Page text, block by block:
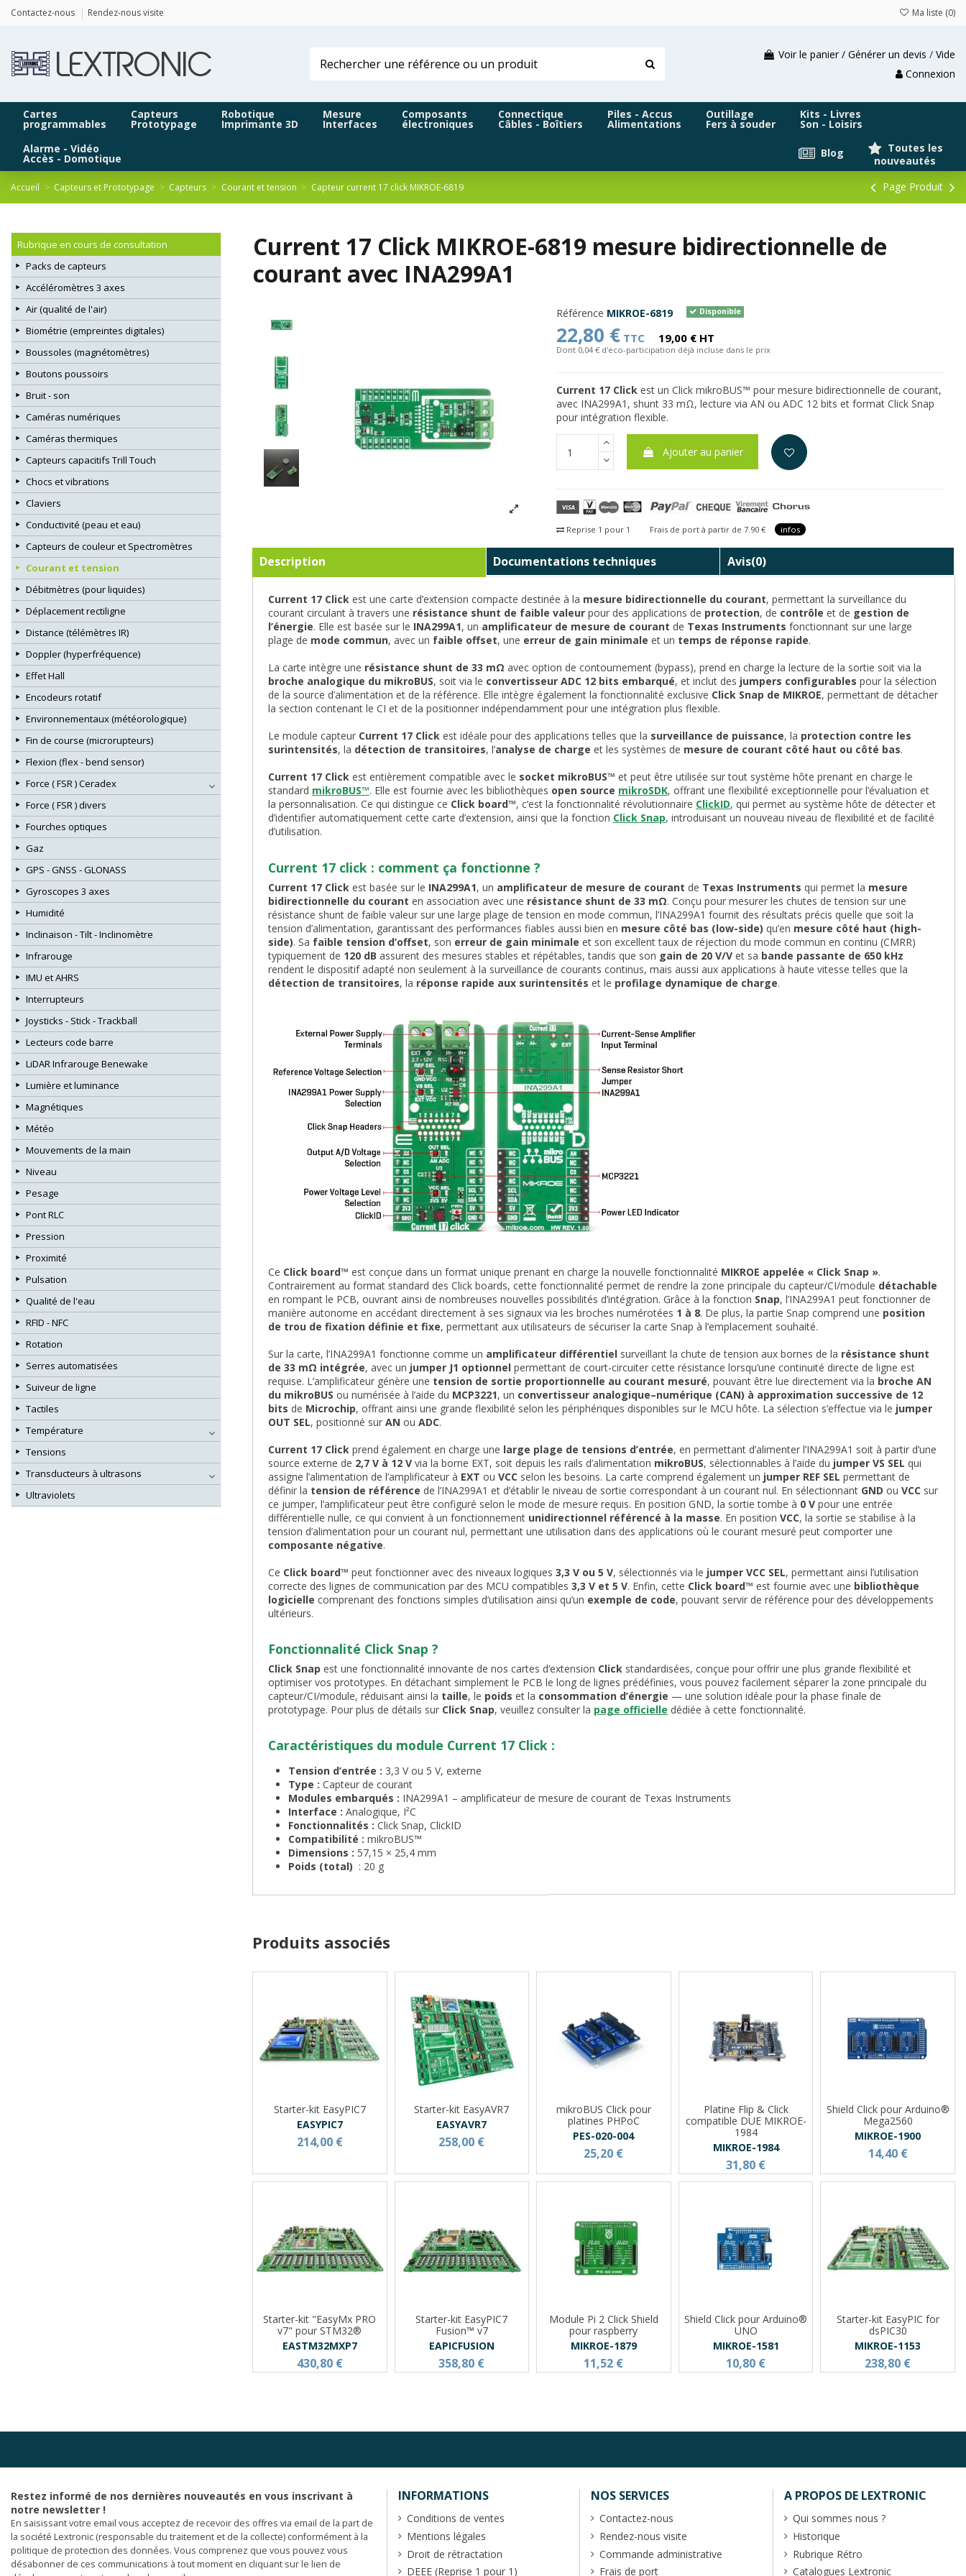
Contactez-nous Rendez-nous visite Ma liste (0)
Voir le panier / Générer un devis / Vide
Connexion
Cartes
programmables
Capteurs
Prototypage
Robotique
Imprimante 3D
Mesure
Interfaces
Composants
électroniques
Connectique
Câbles - Boîtiers
Piles - Accus
Alimentations
Outillage
Fers à souder
Kits - Livres
Son - Loisirs
Alarme - Vidéo
Accès - Domotique
Toutes les
nouveautés
Blog
Accueil Capteurs et Prototypage Capteurs Courant et tension Capteur current 17 click MIKROE-6819 Page Produit
Current 17 Click MIKROE-6819 mesure bidirectionnelle de
courant avec INA299A1
Référence MIKROE-6819 Disponible
22,80 € TTC 19,00 € HT
Dont 0,04 € d'eco-participation déjà incluse dans le prix
Current 17 Clickest un Click mikroBUS™ pour mesure bidirectionnelle de courant,
avec INA299A1, shunt 33 mΩ, lecture via AN ou ADC 12 bits et format Click Snap
pour intégration flexible.
Ajouter au panier
Reprise 1 pour 1 Frais de port à partir de 7.90 € infos
Description Documentations techniques Avis(0)
Current 17 Click est une carte d’extension compacte destinée à la mesure bidirectionnelle du courant, permettant la surveillance du
courant circulant à travers une résistance shunt de faible valeur pour des applications de protection, de contrôle et de gestion de
l’énergie. Elle est basée sur le INA299A1, un amplificateur de mesure de courant de Texas Instruments fonctionnant sur une large
plage de mode commun, avec un faible offset, une erreur de gain minimale et un temps de réponse rapide.
La carte intègre une résistance shunt de 33 mΩ avec option de contournement (bypass), prend en charge la lecture de la sortie soit via la
broche analogique du mikroBUS, soit via le convertisseur ADC 12 bits embarqué, et inclut des jumpers configurables pour la sélection
de la source d’alimentation et de la référence. Elle intègre également la fonctionnalité exclusive Click Snap de MIKROE, permettant de détacher
la section contenant le CI et de la positionner indépendamment pour une intégration plus flexible.
Le module capteur Current 17 Click est idéale pour des applications telles que la surveillance de puissance, la protection contre les
surintensités, la détection de transitoires, l’analyse de charge et les systèmes de mesure de courant côté haut ou côté bas.
Current 17 Click est entièrement compatible avec le socket mikroBUS™ et peut être utilisée sur tout système hôte prenant en charge le
standard mikroBUS™. Elle est fournie avec les bibliothèques open source mikroSDK, offrant une flexibilité exceptionnelle pour l’évaluation et
la personnalisation. Ce qui distingue ce Click board™, c’est la fonctionnalité révolutionnaire ClickID, qui permet au système hôte de détecter et
d’identifier automatiquement cette carte d’extension, ainsi que la fonction Click Snap, introduisant un nouveau niveau de flexibilité et de facilité
d’utilisation.
Current 17 click : comment ça fonctionne ?
Current 17 Click est basée sur le INA299A1, un amplificateur de mesure de courant de Texas Instruments qui permet la mesure
bidirectionnelle du courant en association avec une résistance shunt de 33 mΩ. Conçu pour mesurer les chutes de tension sur une
résistance shunt de faible valeur sur une large plage de tension en mode commun, l’INA299A1 fournit des résultats précis quelle que soit la
tension d’alimentation, garantissant des performances fiables aussi bien en mesure côté bas (low-side) qu’en mesure côté haut (high-
side). Sa faible tension d’offset, son erreur de gain minimale et son excellent taux de réjection du mode commun en continu (CMRR)
typiquement de 120 dB assurent des mesures stables et répétables, tandis que son gain de 20 V/V et sa bande passante de 650 kHz
rendent le dispositif adapté non seulement à la surveillance de courants continus, mais aussi aux applications à haute vitesse telles que la
détection de transitoires, la réponse rapide aux surintensités et le profilage dynamique de charge.
Ce Click board™ est conçue dans un format unique prenant en charge la nouvelle fonctionnalité MIKROE appelée « Click Snap ».
Contrairement au format standard des Click boards, cette fonctionnalité permet de rendre la zone principale du capteur/CI/module détachable
en rompant le PCB, ouvrant ainsi de nombreuses nouvelles possibilités d’intégration. Grâce à la fonction Snap, l’INA299A1 peut fonctionner de
manière autonome en accédant directement à ses signaux via les broches numérotées 1 à 8. De plus, la partie Snap comprend une position
de trou de fixation définie et fixe, permettant aux utilisateurs de sécuriser la carte Snap à l’emplacement souhaité.
Sur la carte, l’INA299A1 fonctionne comme un amplificateur différentiel surveillant la chute de tension aux bornes de la résistance shunt
de 33 mΩ intégrée, avec un jumper J1 optionnel permettant de court-circuiter cette résistance lorsqu’une continuité directe de ligne est
requise. L’amplificateur génère une tension de sortie proportionnelle au courant mesuré, pouvant être lue directement via la broche AN
du mikroBUS ou numérisée à l’aide du MCP3221, un convertisseur analogique–numérique (CAN) à approximation successive de 12
bits de Microchip, offrant ainsi une grande flexibilité selon les périphériques disponibles sur le MCU hôte. La sélection s’effectue via le jumper
OUT SEL, positionné sur AN ou ADC.
Current 17 Click prend également en charge une large plage de tensions d’entrée, en permettant d’alimenter l’INA299A1 soit à partir d’une
source externe de 2,7 V à 12 V via la borne EXT, soit depuis les rails d’alimentation mikroBUS, sélectionnables à l’aide du jumper VS SEL qui
assigne l’alimentation de l’amplificateur à EXT ou VCC selon les besoins. La carte comprend également un jumper REF SEL permettant de
définir la tension de référence de l’INA299A1 et d’établir le niveau de sortie correspondant à un courant nul. En sélectionnant GND ou VCC sur
ce jumper, l’amplificateur peut être configuré selon le mode de mesure requis. En position GND, la sortie tombe à 0 V pour une entrée
différentielle nulle, ce qui convient à un fonctionnement unidirectionnel référencé à la masse. En position VCC, la sortie se stabilise à la
tension d’alimentation pour un courant nul, permettant une utilisation dans des applications où le courant mesuré peut comporter une
composante négative.
Ce Click board™ peut fonctionner avec des niveaux logiques 3,3 V ou 5 V, sélectionnés via le jumper VCC SEL, permettant ainsi l’utilisation
correcte des lignes de communication par des MCU compatibles 3,3 V et 5 V. Enfin, cette Click board™ est fournie avec une bibliothèque
logicielle comprenant des fonctions simples d’utilisation ainsi qu’un exemple de code, pouvant servir de référence pour des développements
ultérieurs.
Fonctionnalité Click Snap ?
Click Snap est une fonctionnalité innovante de nos cartes d’extension Click standardisées, conçue pour offrir une plus grande flexibilité et
optimiser vos prototypes. En détachant simplement le PCB le long de lignes prédéfinies, vous pouvez facilement séparer la zone principale du
capteur/CI/module, réduisant ainsi la taille, le poids et la consommation d’énergie — une solution idéale pour la phase finale de
prototypage. Pour plus de détails sur Click Snap, veuillez consulter la page officielle dédiée à cette fonctionnalité.
Caractéristiques du module Current 17 Click :
Tension d’entrée : 3,3 V ou 5 V, externe
Type : Capteur de courant
Modules embarqués : INA299A1 – amplificateur de mesure de courant de Texas Instruments
Interface : Analogique, I²C
Fonctionnalités : Click Snap, ClickID
Compatibilité : mikroBUS™
Dimensions : 57,15 × 25,4 mm
Poids (total) : 20 g
Produits associés
Starter-kit EasyPIC7
EASYPIC7
214,00 €
Starter-kit EasyAVR7
EASYAVR7
258,00 €
mikroBUS Click pour
platines PHPoC
PES-020-004
25,20 €
Platine Flip & Click
compatible DUE MIKROE-
1984
MIKROE-1984
31,80 €
Shield Click pour Arduino®
Mega2560
MIKROE-1900
14,40 €
Starter-kit "EasyMx PRO
v7" pour STM32®
EASTM32MXP7
430,80 €
Starter-kit EasyPIC7
Fusion™ v7
EAPICFUSION
358,80 €
Module Pi 2 Click Shield
pour raspberry
MIKROE-1879
11,52 €
Shield Click pour Arduino®
UNO
MIKROE-1581
10,80 €
Starter-kit EasyPIC for
dsPIC30
MIKROE-1153
238,80 €
Rubrique en cours de consultation
Packs de capteurs
Accéléromètres 3 axes
Air (qualité de l'air)
Biométrie (empreintes digitales)
Boussoles (magnétomètres)
Boutons poussoirs
Bruit - son
Caméras numériques
Caméras thermiques
Capteurs capacitifs Trill Touch
Chocs et vibrations
Claviers
Conductivité (peau et eau)
Capteurs de couleur et Spectromètres
Courant et tension
Débitmètres (pour liquides)
Déplacement rectiligne
Distance (télémètres IR)
Doppler (hyperfréquence)
Effet Hall
Encodeurs rotatif
Environnementaux (météorologique)
Fin de course (microrupteurs)
Flexion (flex - bend sensor)
Force ( FSR ) Ceradex
Force ( FSR ) divers
Fourches optiques
Gaz
GPS - GNSS - GLONASS
Gyroscopes 3 axes
Humidité
Inclinaison - Tilt - Inclinomètre
Infrarouge
IMU et AHRS
Interrupteurs
Joysticks - Stick - Trackball
Lecteurs code barre
LiDAR Infrarouge Benewake
Lumière et luminance
Magnétiques
Météo
Mouvements de la main
Niveau
Pesage
Pont RLC
Pression
Proximité
Pulsation
Qualité de l'eau
RFID - NFC
Rotation
Serres automatisées
Suiveur de ligne
Tactiles
Température
Tensions
Transducteurs à ultrasons
Ultraviolets
Restez informé de nos dernières nouveautés en vous inscrivant à
notre newsletter !
En saisissant votre email vous acceptez de recevoir des offres via email de la part de
la société Lextronic (responsable du traitement et de la collecte) conformément à la
politique de protection des données. Vous comprenez que vous pouvez vous
désabonner de ces communications à tout moment en cliquant sur le lien de
INFORMATIONS
Conditions de ventes
Mentions légales
Droit de rétractation
DEEE (Reprise 1 pour 1)
NOS SERVICES
Contactez-nous
Rendez-nous visite
Commande administrative
Frais de port
A PROPOS DE LEXTRONIC
Qui sommes nous ?
Historique
Rubrique Rétro
Catalogues Lextronic
Panneau de gestion des cookies